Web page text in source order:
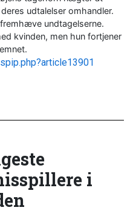
udtalelser omhandler.
undtagelserne.
kvinden, men hun fortjener
i